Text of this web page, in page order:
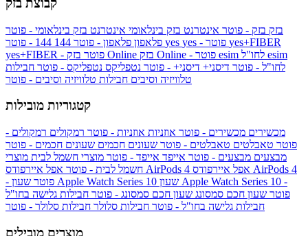
קבוצת בזק
בזק בזק - פוטר אינטרנט בזק בינלאומי אינטרנט בזק בינלאומי - פוטר
פלאפון פלאפון - פוטר 144 yes
yes+FIBER
yes+FIBER - פוטר בזק Online
esim
לחו"ל - פוטר דיסני+ דיסני+ - פוטר נטפליקס נטפליקס - פוטר חבילות
טלוויזיה וסיבים חבילות טלוויזיה וסיבים - פוטר
קטגוריות מובילות
מכשירים מכשירים - פוטר אוזניות אוזניות - פוטר רמקולים רמקולים -
פוטר טאבלטים טאבלטים - פוטר שעונים חכמים שעונים חכמים - פוטר
מבצעים מבצעים - פוטר אייפד אייפד - פוטר מוצרי חשמל לבית מוצרי
חשמל לבית - פוטר אפל איירפודס AirPods 4 אפל איירפודס AirPods 4
- פוטר שעון Apple Watch Series 10 שעון Apple Watch Series 10 -
פוטר שעון חכם סמסונג שעון חכם סמסונג - פוטר חבילות גלישה בחו"ל
חבילות גלישה בחו"ל - פוטר חבילות סלולר חבילות סלולר - פוטר
מוצרים מובילים